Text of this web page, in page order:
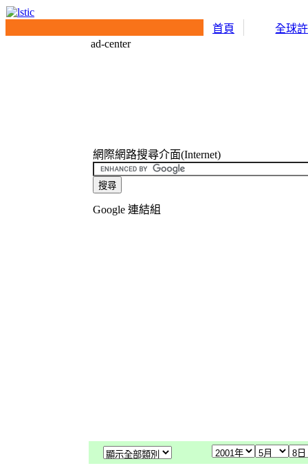
首頁 全球
ad-center
網際網路搜尋介面(Internet)
Google 連結組